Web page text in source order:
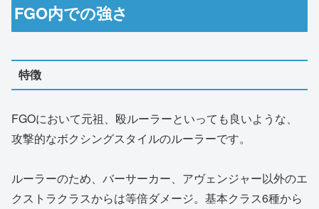
FGO内での強さ
特徴
FGOにおいて元祖、殴ルーラーといっても良いような、
攻撃的なボクシングスタイルのルーラーです。
ルーラーのため、バーサーカー、アヴェンジャー以外のエ
クストラクラスからは等倍ダメージ。基本クラス6種から